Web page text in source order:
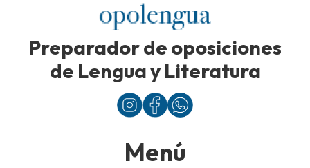
Preparador de oposiciones
de Lengua y Literatura
Menú